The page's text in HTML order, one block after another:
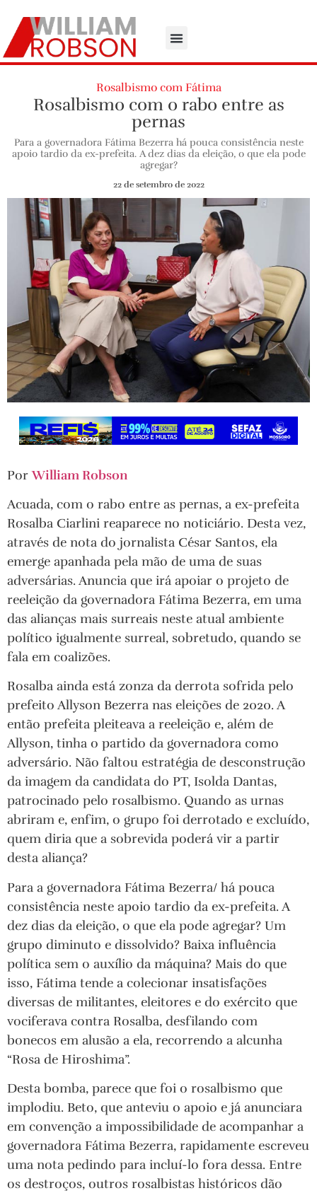
Rosalbismo com Fátima
Rosalbismo com o rabo entre as
pernas
Para a governadora Fátima Bezerra há pouca consistência neste
apoio tardio da ex-prefeita. A dez dias da eleição, o que ela pode
agregar?
22 de setembro de 2022
PorWilliam Robson
Acuada, com o rabo entre as pernas, a ex-prefeita
Rosalba Ciarlini reaparece no noticiário. Desta vez,
através de nota do jornalista César Santos, ela
emerge apanhada pela mão de uma de suas
adversárias. Anuncia que irá apoiar o projeto de
reeleição da governadora Fátima Bezerra, em uma
das alianças mais surreais neste atual ambiente
político igualmente surreal, sobretudo, quando se
fala em coalizões.
Rosalba ainda está zonza da derrota sofrida pelo
prefeito Allyson Bezerra nas eleições de 2020. A
então prefeita pleiteava a reeleição e, além de
Allyson, tinha o partido da governadora como
adversário. Não faltou estratégia de desconstrução
da imagem da candidata do PT, Isolda Dantas,
patrocinado pelo rosalbismo. Quando as urnas
abriram e, enfim, o grupo foi derrotado e excluído,
quem diria que a sobrevida poderá vir a partir
desta aliança?
Para a governadora Fátima Bezerra/ há pouca
consistência neste apoio tardio da ex-prefeita. A
dez dias da eleição, o que ela pode agregar? Um
grupo diminuto e dissolvido? Baixa influência
política sem o auxílio da máquina? Mais do que
isso, Fátima tende a colecionar insatisfações
diversas de militantes, eleitores e do exército que
vociferava contra Rosalba, desfilando com
bonecos em alusão a ela, recorrendo a alcunha
“Rosa de Hiroshima”.
Desta bomba, parece que foi o rosalbismo que
implodiu. Beto, que anteviu o apoio e já anunciara
em convenção a impossibilidade de acompanhar a
governadora Fátima Bezerra, rapidamente escreveu
uma nota pedindo para incluí-lo fora dessa. Entre
os destroços, outros rosalbistas históricos dão